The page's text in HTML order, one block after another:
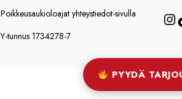
Poikkeusaukioloajat yhteystiedot-sivulla
Y-tunnus 1734278-7
PYYDÄ